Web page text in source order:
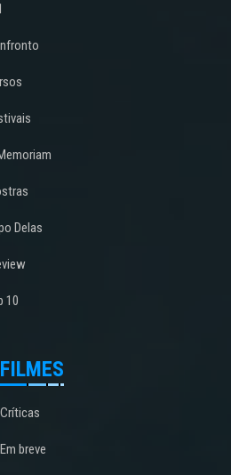
Delas
10
FILMES
Críticas
Em breve